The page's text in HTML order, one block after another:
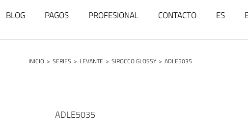
BLOG PAGOS PROFESIONAL CONTACTO ES
INICIO > SERIES > LEVANTE > SIROCCO GLOSSY > ADLE5035
ADLE5035